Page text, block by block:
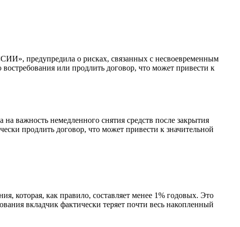
предупредила о рисках, связанных с несвоевременным
востребования или продлить договор, что может привести к
важность немедленного снятия средств после закрытия
продлить договор, что может привести к значительной
которая, как правило, составляет менее 1% годовых. Это
вкладчик фактически теряет почти весь накопленный